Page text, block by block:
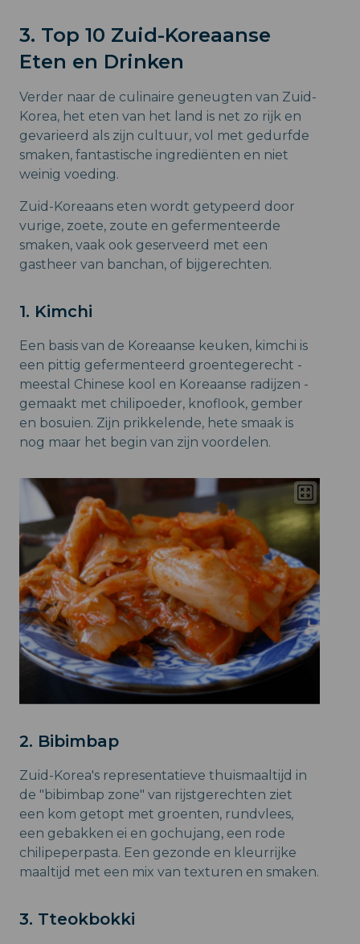
3. Top 10 Zuid-Koreaanse
Eten en Drinken
Verder naar de culinaire geneugten van Zuid-
Korea, het eten van het land is net zo rijk en
gevarieerd als zijn cultuur, vol met gedurfde
smaken, fantastische ingrediënten en niet
weinig voeding.
Zuid-Koreaans eten wordt getypeerd door
vurige, zoete, zoute en gefermenteerde
smaken, vaak ook geserveerd met een
gastheer van banchan, of bijgerechten.
1. Kimchi
Een basis van de Koreaanse keuken, kimchi is
een pittig gefermenteerd groentegerecht -
meestal Chinese kool en Koreaanse radijzen -
gemaakt met chilipoeder, knoflook, gember
en bosuien. Zijn prikkelende, hete smaak is
nog maar het begin van zijn voordelen.
2. Bibimbap
Zuid-Korea's representatieve thuismaaltijd in
de "bibimbap zone" van rijstgerechten ziet
een kom getopt met groenten, rundvlees,
een gebakken ei en gochujang, een rode
chilipeperpasta. Een gezonde en kleurrijke
maaltijd met een mix van texturen en smaken.
3. Tteokbokki